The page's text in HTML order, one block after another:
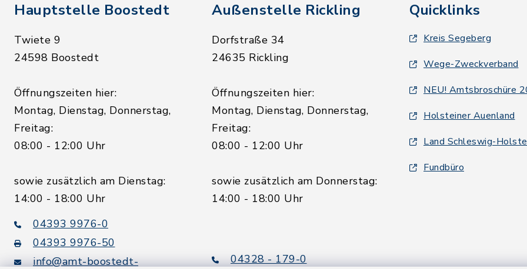
Hauptstelle Boostedt
Twiete 9
24598 Boostedt
Öffnungszeiten hier:
Montag, Dienstag, Donnerstag,
Freitag:
08:00 - 12:00 Uhr
sowie zusätzlich am Dienstag:
14:00 - 18:00 Uhr
04393 9976-0
04393 9976-50
info@amt-boostedt-
Außenstelle Rickling
Dorfstraße 34
24635 Rickling
Öffnungszeiten hier:
Montag, Dienstag, Donnerstag,
Freitag:
08:00 - 12:00 Uhr
sowie zusätzlich am Donnerstag:
14:00 - 18:00 Uhr
04328 - 179-0
Quicklinks
Kreis Segeberg
Wege-Zweckverband
NEU! Amtsbroschüre
Holsteiner Auenland
Land Schleswig-
Fundbüro